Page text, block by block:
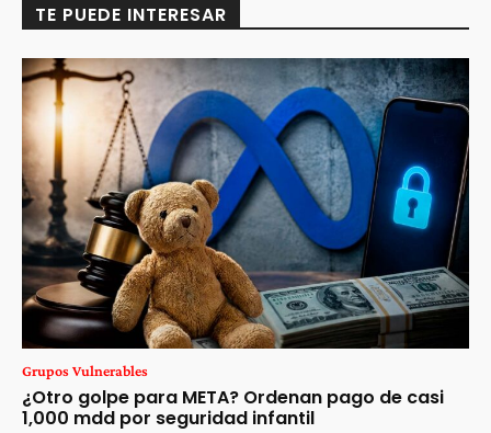
TE PUEDE INTERESAR
Grupos Vulnerables
¿Otro golpe para META? Ordenan pago de casi
1,000 mdd por seguridad infantil